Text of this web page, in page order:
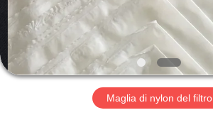
CIRCA
NOI
GIRO
Maglia di nylon del filtro